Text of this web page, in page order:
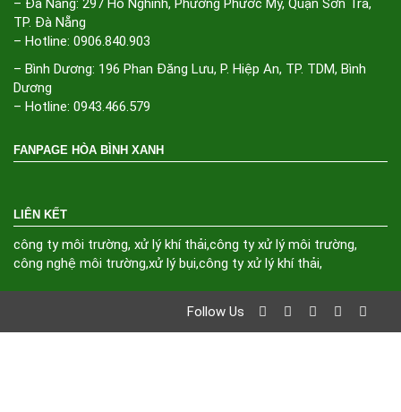
TP. Đà Nẵng
– Hotline: 0906.840.903
– Bình Dương: 196 Phan Đăng Lưu, P. Hiệp An, TP. TDM, Bình
Dương
– Hotline: 0943.466.579
FANPAGE HÒA BÌNH XANH
LIÊN KẾT
công ty môi trường, xử lý khí thải,công ty xử lý môi trường,
công nghệ môi trường,xử lý bụi,công ty xử lý khí thải,
Follow Us